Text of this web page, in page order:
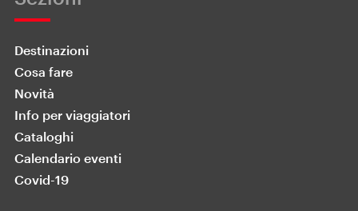
Destinazioni
Cosa fare
Novità
Info per viaggiatori
Cataloghi
Calendario eventi
Covid-19